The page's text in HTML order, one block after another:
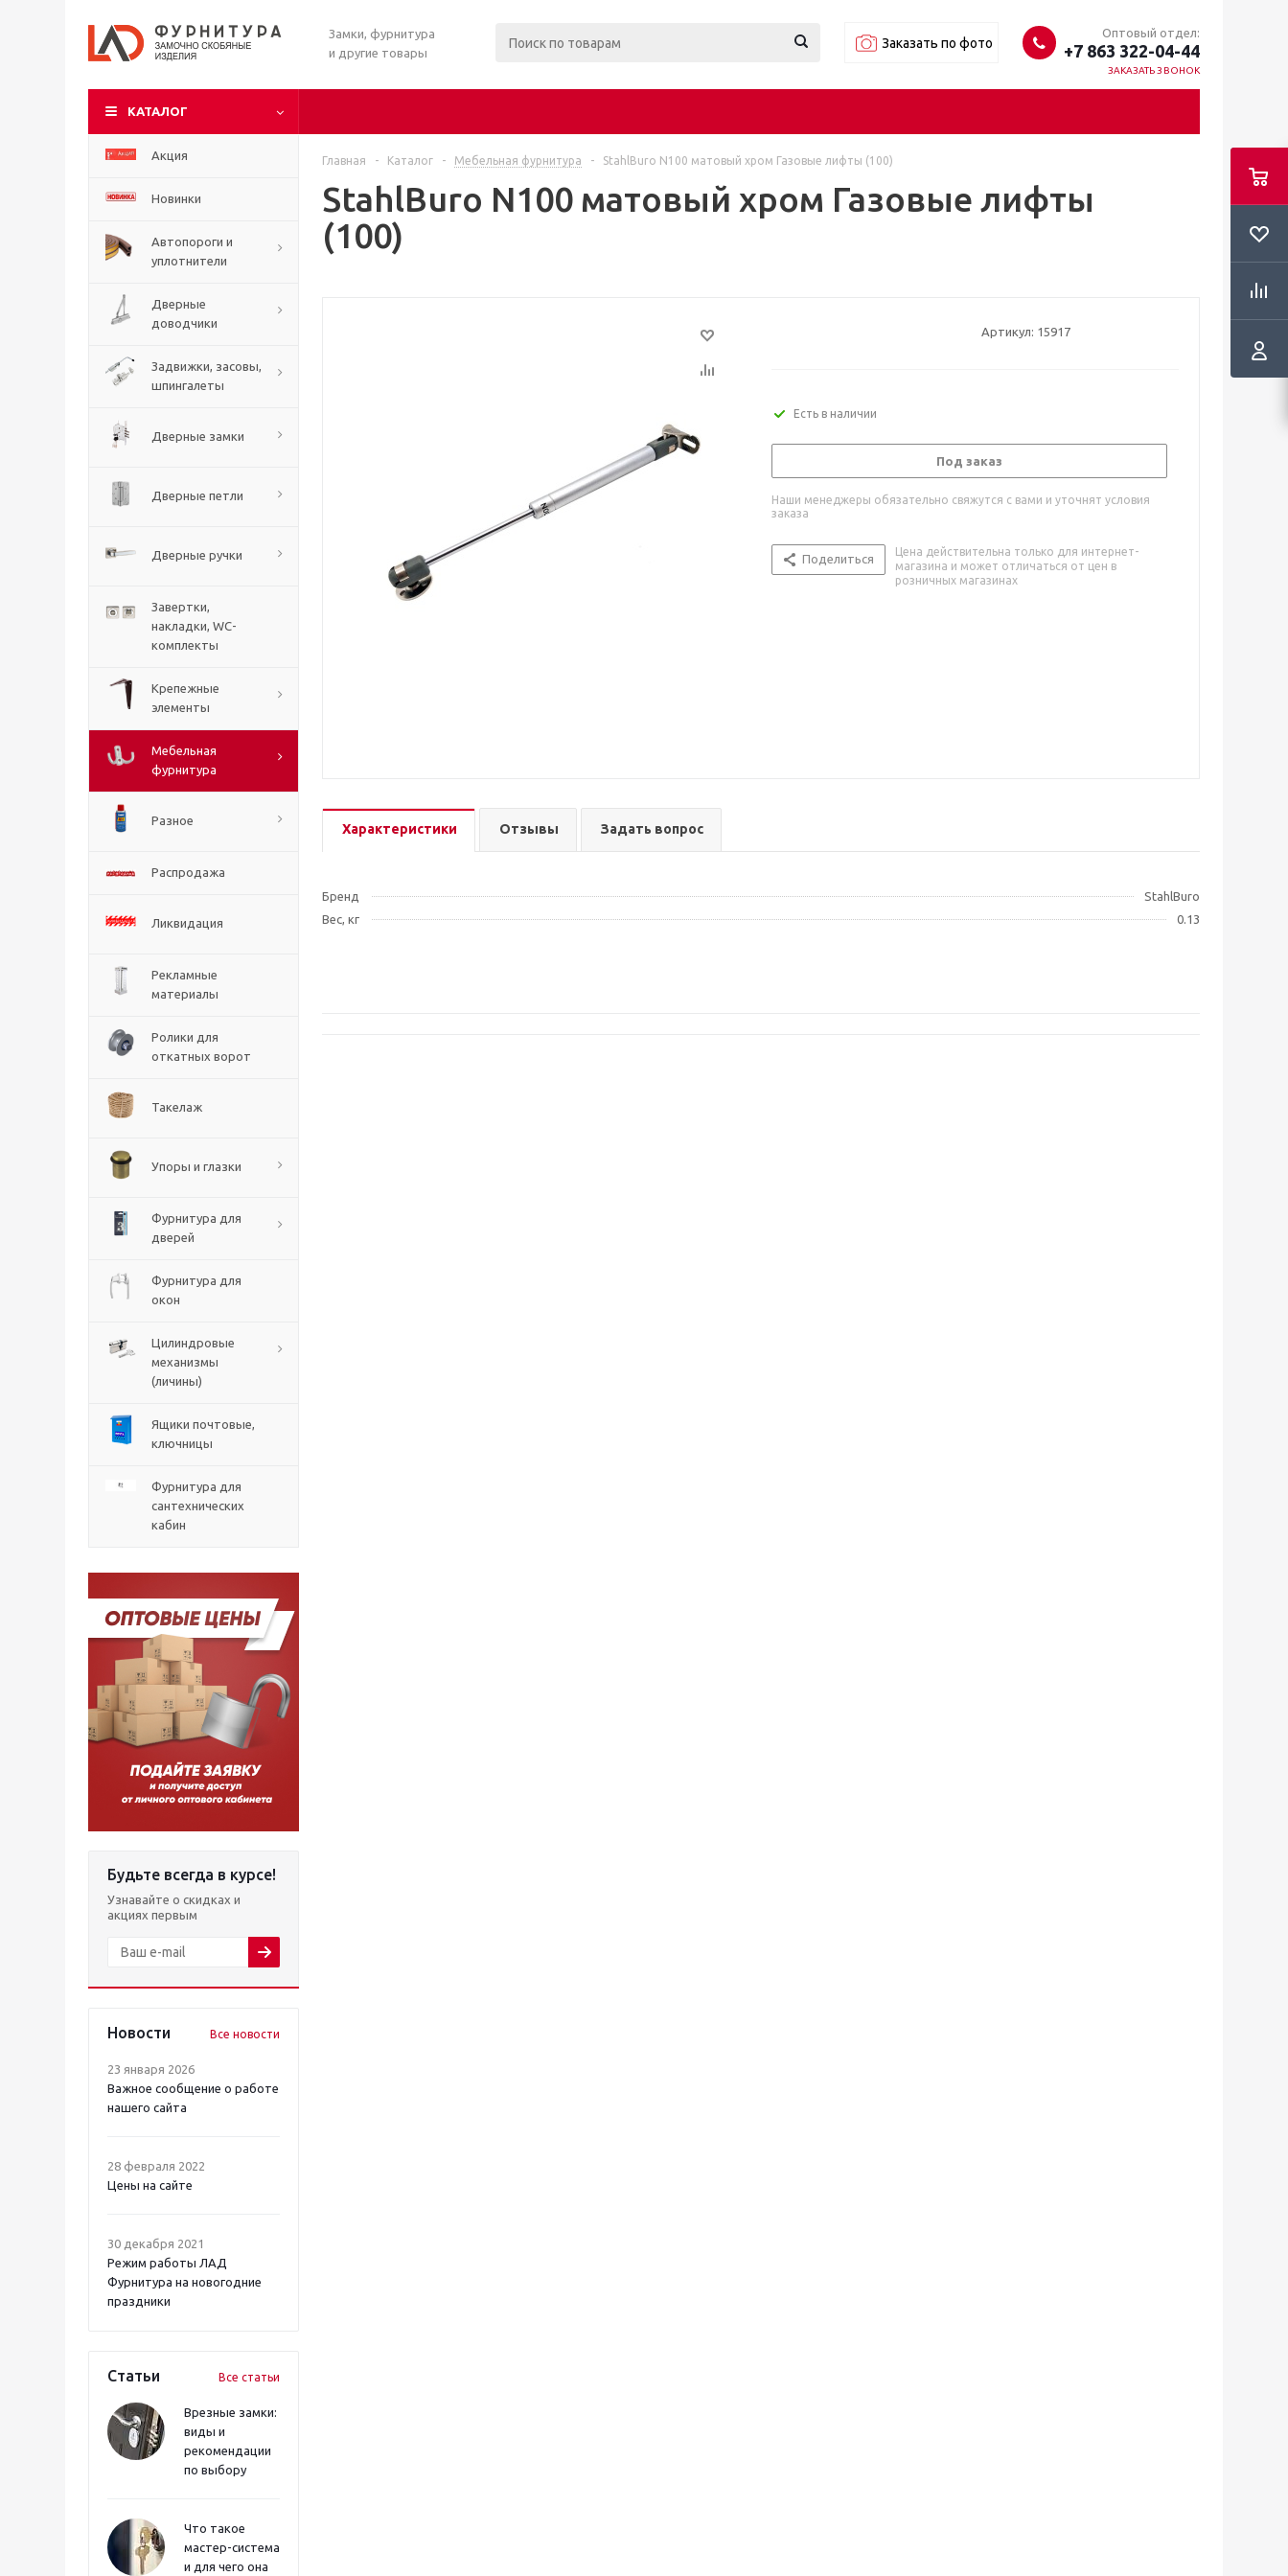
Замки, фурнитура
и другие товары
Заказать по фото
Оптовый отдел:
+7 863 322-04-44
ЗАКАЗАТЬ ЗВОНОК
КАТАЛОГ
Акция
Новинки
Автопороги и
уплотнители
Дверные
доводчики
Задвижки, засовы,
шпингалеты
Дверные замки
Дверные петли
Дверные ручки
Завертки,
накладки, WC-
комплекты
Крепежные
элементы
Мебельная
фурнитура
Разное
Распродажа
Ликвидация
Рекламные
материалы
Ролики для
откатных ворот
Такелаж
Упоры и глазки
Фурнитура для
дверей
Фурнитура для
окон
Цилиндровые
механизмы
(личины)
Ящики почтовые,
ключницы
Фурнитура для
сантехнических
кабин
Будьте всегда в курсе!
Узнавайте о скидках и
акциях первым
Новости Все новости
23 января 2026
Важное сообщение о работе
нашего сайта
28 февраля 2022
Цены на сайте
30 декабря 2021
Режим работы ЛАД
Фурнитура на новогодние
праздники
Статьи Все статьи
Врезные замки:
виды и
рекомендации
по выбору
Что такое
мастер-система
и для чего она
Главная - Каталог - Мебельная фурнитура - StahlBuro N100 матовый хром Газовые лифты (100)
StahlBuro N100 матовый хром Газовые лифты
(100)
Артикул: 15917
Есть в наличии
Под заказ
Наши менеджеры обязательно свяжутся с вами и уточнят условия
заказа
Поделиться
Цена действительна только для интернет-
магазина и может отличаться от цен в
розничных магазинах
Характеристики Отзывы Задать вопрос
Бренд
StahlBuro
Вес, кг
0.13